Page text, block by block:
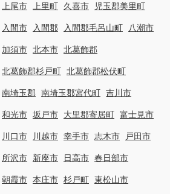
上尾市 上里町 久喜市 児玉郡美里町
入間市 入間郡 入間郡毛呂山町 八潮市
加須市 北本市 北葛飾郡
北葛飾郡杉戸町 北葛飾郡松伏町
南埼玉郡 南埼玉郡宮代町 吉川市
和光市 坂戸市 大里郡寄居町 富士見市
川口市 川越市 幸手市 志木市 戸田市
所沢市 新座市 日高市 春日部市
朝霞市 本庄市 杉戸町 東松山市